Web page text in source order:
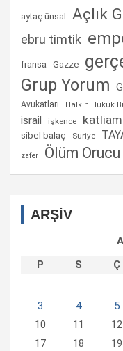
aytaç ünsal Açlık
ebru timtik
fransa Gazze
Grup Yorum
Avukatları
Halkın Hukuk
israil işkence katliam
sibel balaç Suriye
zafer Ölüm Orucu
ARŞİV
P
S Ç
3
4 5
10
11 12
17
18 19